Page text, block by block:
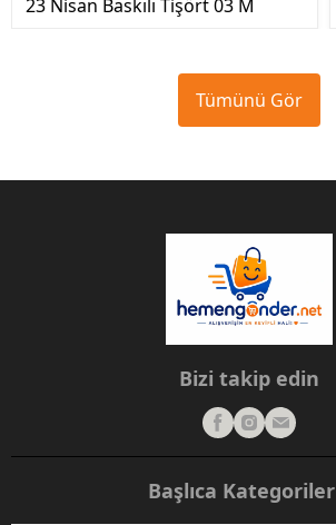
23 Nisan Baskılı Tişört 03 M
Tümünü Gör
Bizi takip edin
Başlıca Kategoriler